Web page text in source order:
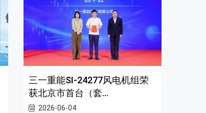
三一重能SI-24277风电机组荣
获北京市首台（套...
2026-06-04